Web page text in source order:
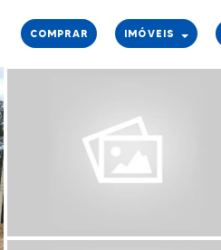
COMPRAR IMÓVEIS